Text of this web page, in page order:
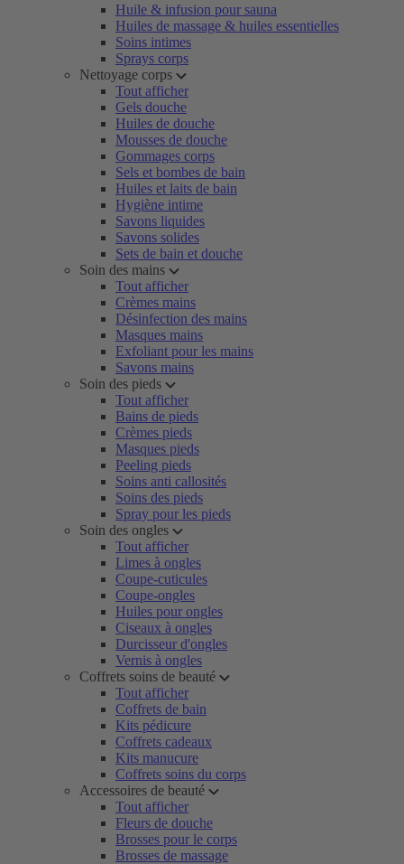
Huile & infusion pour sauna
Huiles de massage & huiles essentielles
Soins intimes
Sprays corps
Nettoyage corps
Tout afficher
Gels douche
Huiles de douche
Mousses de douche
Gommages corps
Sels et bombes de bain
Huiles et laits de bain
Hygiène intime
Savons liquides
Savons solides
Sets de bain et douche
Soin des mains
Tout afficher
Crèmes mains
Désinfection des mains
Masques mains
Exfoliant pour les mains
Savons mains
Soin des pieds
Tout afficher
Bains de pieds
Crèmes pieds
Masques pieds
Peeling pieds
Soins anti callosités
Soins des pieds
Spray pour les pieds
Soin des ongles
Tout afficher
Limes à ongles
Coupe-cuticules
Coupe-ongles
Huiles pour ongles
Ciseaux à ongles
Durcisseur d'ongles
Vernis à ongles
Coffrets soins de beauté
Tout afficher
Coffrets de bain
Kits pédicure
Coffrets cadeaux
Kits manucure
Coffrets soins du corps
Accessoires de beauté
Tout afficher
Fleurs de douche
Brosses pour le corps
Brosses de massage